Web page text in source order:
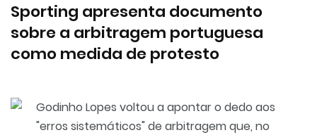
Sporting apresenta documento
sobre a arbitragem portuguesa
como medida de protesto
Godinho Lopes voltou a apontar o dedo aos
"erros sistemáticos" de arbitragem que, no